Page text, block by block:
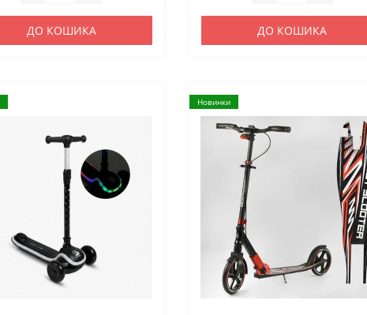
ДО КОШИКА ДО КОШИКА
Новинки